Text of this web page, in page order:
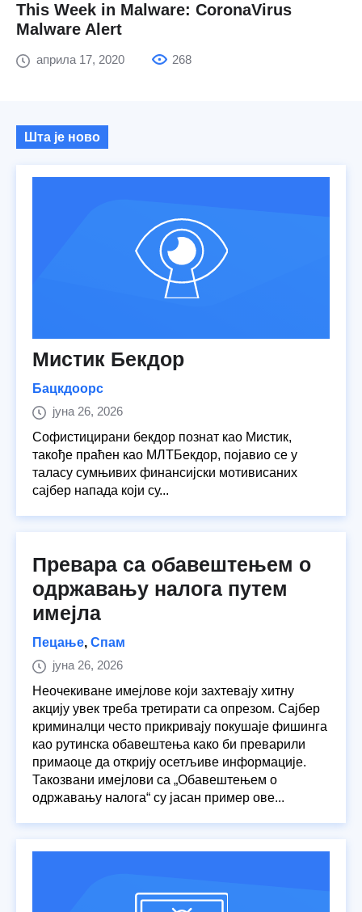
This Week in Malware: CoronaVirus
Malware Alert
априла 17, 2020 268
Шта је ново
Мистик Бекдор
Бацкдоорс
јуна 26, 2026
Софистицирани бекдор познат као Мистик,
такође праћен као МЛТБекдор, појавио се у
таласу сумњивих финансијски мотивисаних
сајбер напада који су...
Превара са обавештењем о
одржавању налога путем
имејла
Пецање, Спам
јуна 26, 2026
Неочекиване имејлове који захтевају хитну
акцију увек треба третирати са опрезом. Сајбер
криминалци често прикривају покушаје фишинга
као рутинска обавештења како би преварили
примаоце да открију осетљиве информације.
Такозвани имејлови са „Обавештењем о
одржавању налога“ су јасан пример ове...